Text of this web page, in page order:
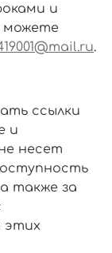
и
можете
.
ссылки
и
несет
также за
этих